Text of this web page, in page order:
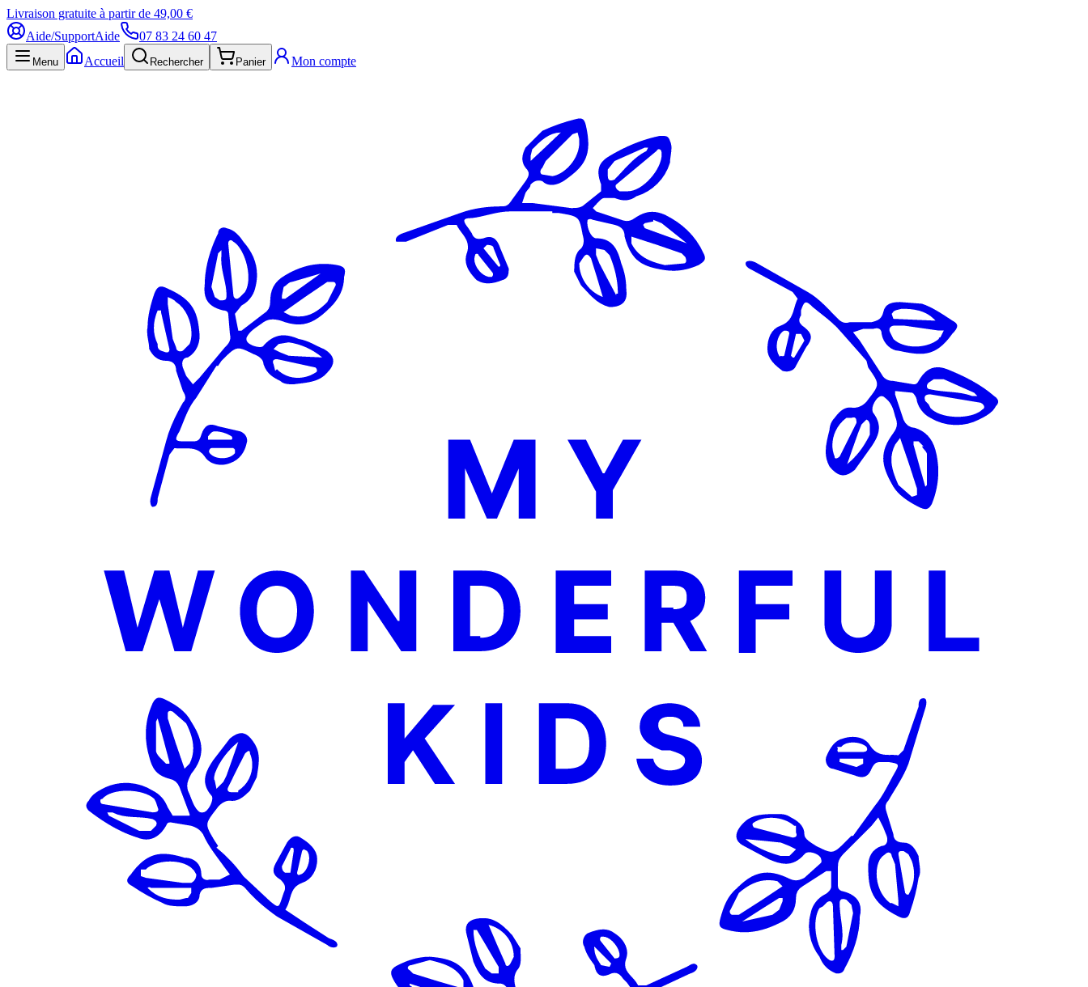
Livraison gratuite à partir de 49,00 €
Aide/SupportAide 07 83 24 60 47
Menu Accueil Rechercher Panier Mon compte